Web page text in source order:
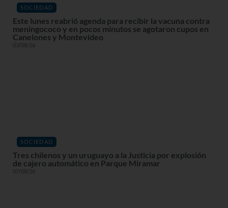
SOCIEDAD
Este lunes reabrió agenda para recibir la vacuna contra
meningococo y en pocos minutos se agotaron cupos en
Canelones y Montevideo
03/08/26
SOCIEDAD
Tres chilenos y un uruguayo a la Justicia por explosión
de cajero automático en Parque Miramar
07/08/26